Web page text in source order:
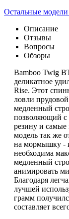
Остальные
Описание
Отзывы
Вопросы
Обзоры
Bamboo Twig
деликатное
Rise. Этот
ловли
медленный
позволяющий с
резину и
модель так же
на мормышку -
необходима
медленный
анимировать
Благодаря
лучшей
грамм
составляет